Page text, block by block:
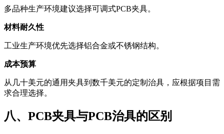
多品种生产环境建议选择可调式PCB夹具。
材料耐久性
工业生产环境优先选择铝合金或不锈钢结构。
成本预算
从几十美元的通用夹具到数千美元的定制治具，应根据项目需
求合理选择。
八、PCB夹具与PCB治具的区别